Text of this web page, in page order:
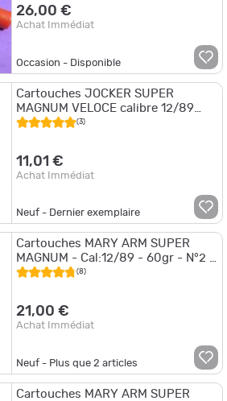
26,00 €
Achat Immédiat
Occasion - Disponible
Cartouches JOCKER SUPER
MAGNUM VELOCE calibre 12/89
66grs bj n°6 x10
(3)
11,01 €
Achat Immédiat
Neuf - Dernier exemplaire
Cartouches MARY ARM SUPER
MAGNUM - Cal:12/89 - 60gr - N°2 -
X10
(8)
21,00 €
Achat Immédiat
Neuf - Plus que2 articles
Cartouches MARY ARM SUPER